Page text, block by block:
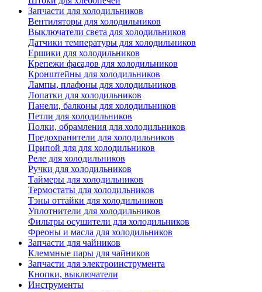
Запчасти для холодильников
Вентиляторы для холодильников
Выключатели света для холодильников
Датчики температуры для холодильников
Ершики для холодильников
Крепежи фасадов для холодильников
Кронштейны для холодильников
Лампы, плафоны для холодильников
Лопатки для холодильников
Панели, балконы для холодильников
Петли для холодильников
Полки, обрамления для холодильников
Предохранители для холодильников
Припой для для холодильников
Реле для холодильников
Ручки для холодильников
Таймеры для холодильников
Термостаты для холодильников
Тэны оттайки для холодильников
Уплотнители для холодильников
Фильтры осушители для холодильников
Фреоны и масла для холодильников
Запчасти для чайников
Клеммные пары для чайников
Запчасти для электроинструмента
Кнопки, выключатели
Инструменты